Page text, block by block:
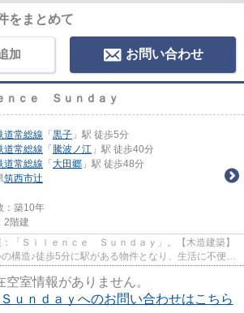
をまとめて
加 お問い合わせ
ｎｃｅ Ｓｕｎｄａｙ
道常総線 「 黒子 」駅 徒歩5分
道常総線 「 騰波ノ江 」駅 徒歩40分
道常総線 「 大田郷 」駅 徒歩48分
筑西市辻
：築10年
2階建
「Ｓｉｌｅｎｃｅ Ｓｕｎｄａｙ」。【木造建築】
構造♪徒歩5分に駅がある物件となり、生活に不便を
空室情報がありません。
ｕｎｄａｙへのお問い合わせはこちら